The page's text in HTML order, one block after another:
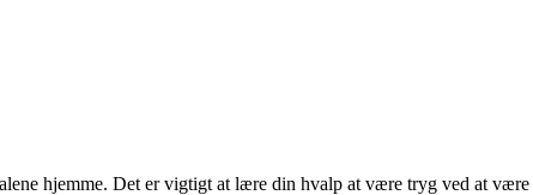
hjemme. Det er vigtigt at lære din hvalp at være tryg ved at være